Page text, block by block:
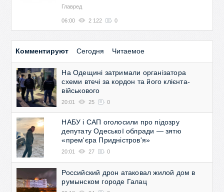
Главред
06:00 2 122 0
Комментируют Сегодня Читаемое
На Одещині затримали організатора
схеми втечі за кордон та його клієнта-
військового
20:01 25 0
НАБУ і САП оголосили про підозру
депутату Одеської облради — зятю
«прем'єра Придністров'я»
20:01 27 0
Российский дрон атаковал жилой дом в
румынском городе Галац